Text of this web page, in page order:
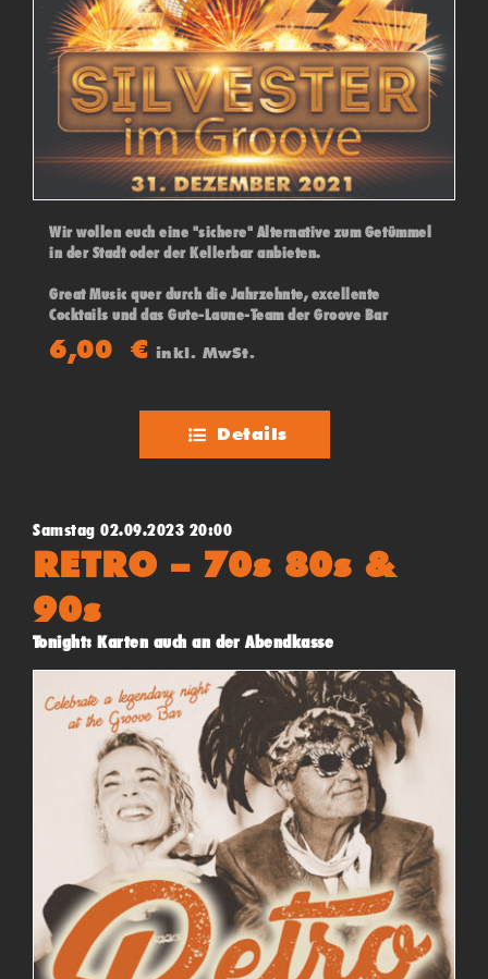
Wir wollen euch eine "sichere" Alternative zum Getümmel
in der Stadt oder der Kellerbar anbieten.
Great Music quer durch die Jahrzehnte, excellente
Cocktails und das Gute-Laune-Team der Groove Bar
6,00 € inkl. MwSt.
Details
Samstag 02.09.2023 20:00
RETRO – 70s 80s &
90s
Tonight: Karten auch an der Abendkasse